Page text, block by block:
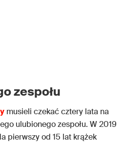
zespołu
musieli czekać cztery lata na
ulubionego zespołu. W 2019
pierwszy od 15 lat krążek